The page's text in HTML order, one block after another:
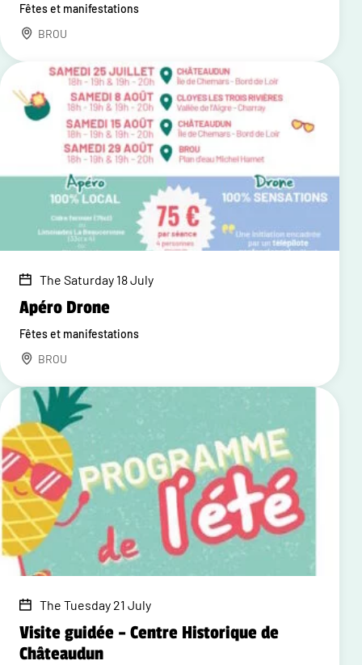
Fêtes et manifestations
BROU
The Saturday 18 July
Apéro Drone
Fêtes et manifestations
BROU
The Tuesday 21 July
Visite guidée – Centre Historique de
Châteaudun